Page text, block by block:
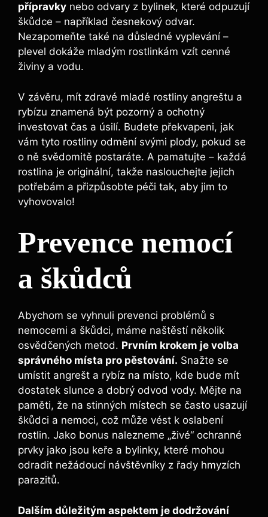
přípravky nebo odvary z bylinek, které odpuzují
škůdce – například česnekový odvar.
Nezapomeňte také na důsledné vyplevání –
plevel dokáže mladým rostlinkám vzít cenné
živiny a vodu.
V závěru, mít zdravé mladé rostliny angreštu a
rybízu znamená být pozorný a ochotný
investovat čas a úsilí. Budete překvapeni, jak
vám tyto rostliny odmění svými plody, pokud se
o ně svědomitě postaráte. A pamatujte – každá
rostlina je originální, takže naslouchejte jejich
potřebám a přizpůsobte péči tak, aby jim to
vyhovovalo!
Prevence nemocí
a škůdců
Abychom se vyhnuli prevenci problémů s
nemocemi a škůdci, máme naštěstí několik
osvědčených metod. Prvním krokem je volba
správného místa pro pěstování. Snažte se
umístit angrešt a rybíz na místo, kde bude mít
dostatek slunce a dobrý odvod vody. Mějte na
paměti, že na stinných místech se často usazují
škůdci a nemoci, což může vést k oslabení
rostlin. Jako bonus nalezneme „živé“ ochranné
prvky jako jsou keře a bylinky, které mohou
odradit nežádoucí návštěvníky z řady hmyzích
parazitů.
Dalším důležitým aspektem je dodržování